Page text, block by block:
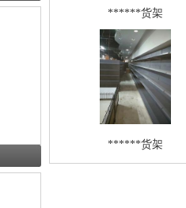
******货架
******货架